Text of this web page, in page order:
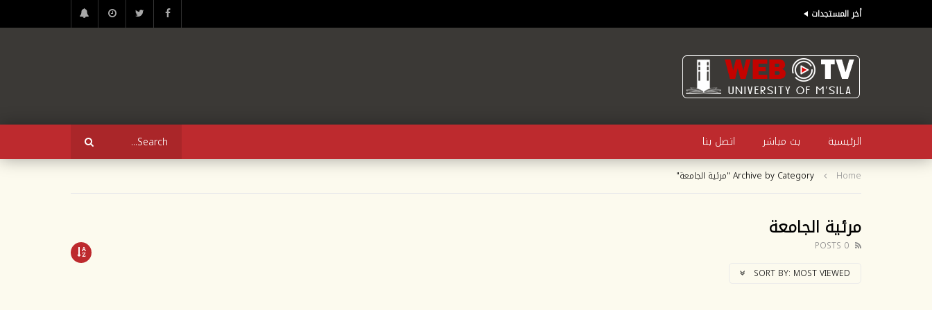
أخر المستجدات
الرئيسية بث مباشر اتصل بنا
Home Archive by Category "مرئية الجامعة"
مرئية الجامعة
0 POSTS
SORT BY: MOST VIEWED